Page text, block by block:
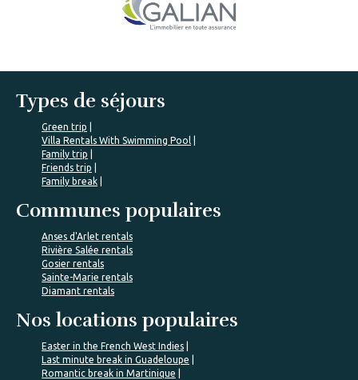
Types de séjours
Green trip
Villa Rentals With Swimming Pool
Family trip
Friends trip
Family break
Communes populaires
Anses d'Arlet rentals
Rivière Salée rentals
Gosier rentals
Sainte-Marie rentals
Diamant rentals
Nos locations populaires
Easter in the French West Indies
Last minute break in Guadeloupe
Romantic break in Martinique